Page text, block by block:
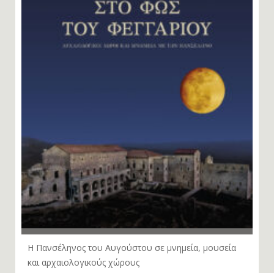
Η Πανσέληνος του Αυγούστου σε μνημεία, μουσεία
και αρχαιολογικούς χώρους